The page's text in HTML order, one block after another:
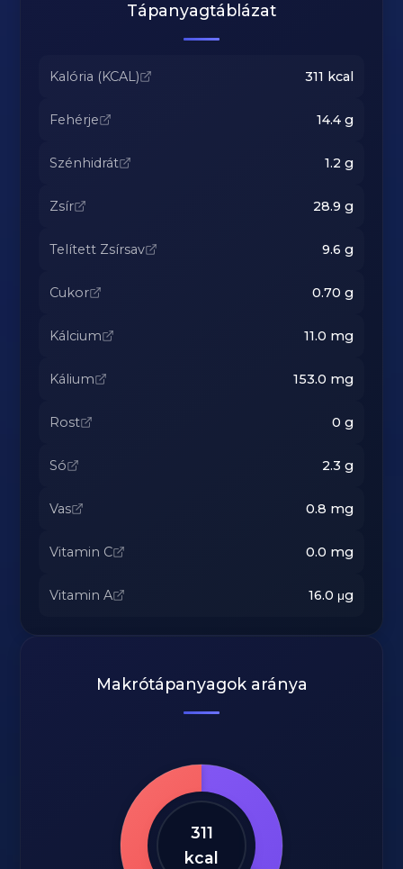
Tápanyagtáblázat
Kalória (KCAL) 311 kcal
Fehérje 14.4g
Szénhidrát 1.2 g
Zsír 28.9 g
Telített Zsírsav 9.6 g
Cukor 0.70 g
Kálcium 11.0 mg
Kálium 153.0 mg
Rost 0 g
Só 2.3 g
Vas 0.8 mg
Vitamin C 0.0 mg
Vitamin A 16.0 μg
Makrótápanyagok aránya
311
kcal